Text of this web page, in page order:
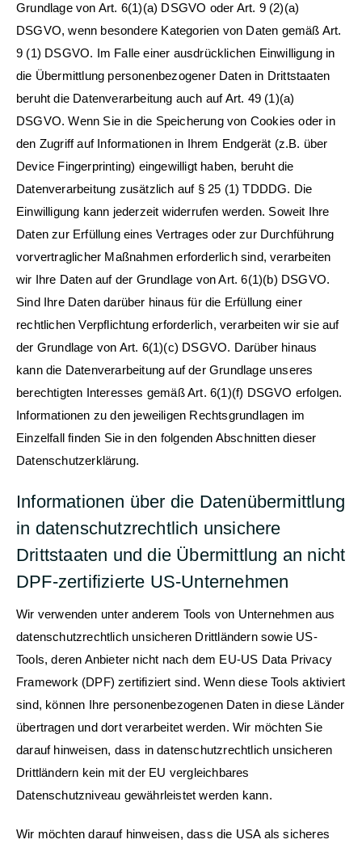
Grundlage von Art. 6(1)(a) DSGVO oder Art. 9 (2)(a)
DSGVO, wenn besondere Kategorien von Daten gemäß Art.
9 (1) DSGVO. Im Falle einer ausdrücklichen Einwilligung in
die Übermittlung personenbezogener Daten in Drittstaaten
beruht die Datenverarbeitung auch auf Art. 49 (1)(a)
DSGVO. Wenn Sie in die Speicherung von Cookies oder in
den Zugriff auf Informationen in Ihrem Endgerät (z.B. über
Device Fingerprinting) eingewilligt haben, beruht die
Datenverarbeitung zusätzlich auf § 25 (1) TDDDG. Die
Einwilligung kann jederzeit widerrufen werden. Soweit Ihre
Daten zur Erfüllung eines Vertrages oder zur Durchführung
vorvertraglicher Maßnahmen erforderlich sind, verarbeiten
wir Ihre Daten auf der Grundlage von Art. 6(1)(b) DSGVO.
Sind Ihre Daten darüber hinaus für die Erfüllung einer
rechtlichen Verpflichtung erforderlich, verarbeiten wir sie auf
der Grundlage von Art. 6(1)(c) DSGVO. Darüber hinaus
kann die Datenverarbeitung auf der Grundlage unseres
berechtigten Interesses gemäß Art. 6(1)(f) DSGVO erfolgen.
Informationen zu den jeweiligen Rechtsgrundlagen im
Einzelfall finden Sie in den folgenden Abschnitten dieser
Datenschutzerklärung.
Informationen über die Datenübermittlung
in datenschutzrechtlich unsichere
Drittstaaten und die Übermittlung an nicht
DPF-zertifizierte US-Unternehmen
Wir verwenden unter anderem Tools von Unternehmen aus
datenschutzrechtlich unsicheren Drittländern sowie US-
Tools, deren Anbieter nicht nach dem EU-US Data Privacy
Framework (DPF) zertifiziert sind. Wenn diese Tools aktiviert
sind, können Ihre personenbezogenen Daten in diese Länder
übertragen und dort verarbeitet werden. Wir möchten Sie
darauf hinweisen, dass in datenschutzrechtlich unsicheren
Drittländern kein mit der EU vergleichbares
Datenschutzniveau gewährleistet werden kann.
Wir möchten darauf hinweisen, dass die USA als sicheres